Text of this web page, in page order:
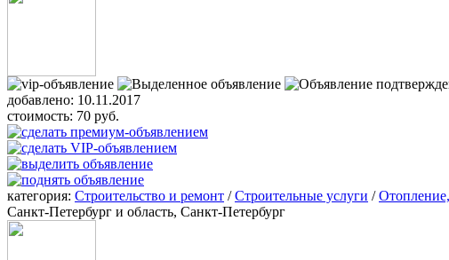
добавлено: 10.11.2017
стоимость: 70 руб.
категория: Строительство и ремонт /Строительные услуги /
Санкт-Петербург и область, Санкт-Петербург